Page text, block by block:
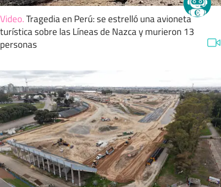
Video.Tragedia en Perú: se estrelló una avioneta
turística sobre las Líneas de Nazca y murieron 13
personas